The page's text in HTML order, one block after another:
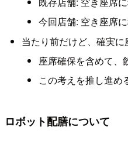
今回店舗: 空き座席
当たり前だけど、確実に
座席確保を含めて、
この考えを推し進め
ロボット配膳について